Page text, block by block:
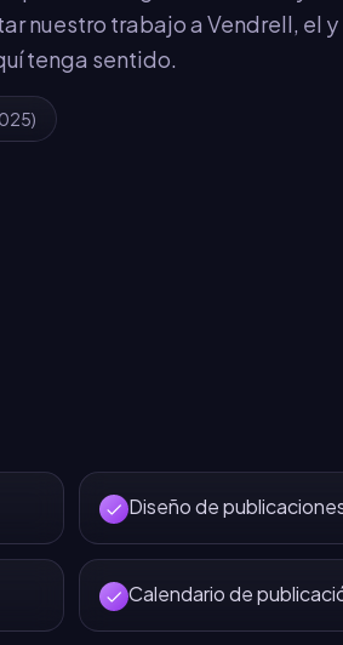
nuestro trabajo a Vendrell, el
tenga sentido.
Diseño de
Calendario de